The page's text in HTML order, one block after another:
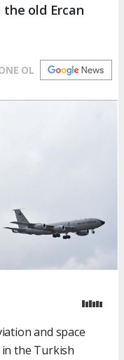
old Ercan
OL
and space
in the Turkish